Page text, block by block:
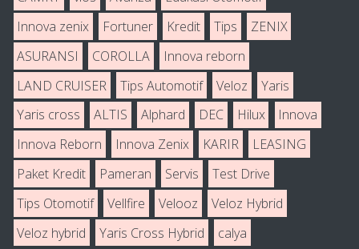
Innova zenix
Fortuner Kredit Tips
ZENIX
ASURANSI
COROLLA
Innova reborn
LAND CRUISER
Tips Automotif Veloz
Yaris
Yaris cross
ALTIS Alphard DEC Hilux
Innova
Innova Reborn
Innova Zenix KARIR
LEASING
Paket Kredit
Pameran Servis
Test Drive
Tips Otomotif
Vellfire Velooz
Veloz Hybrid
Veloz hybrid
Yaris Cross Hybrid calya